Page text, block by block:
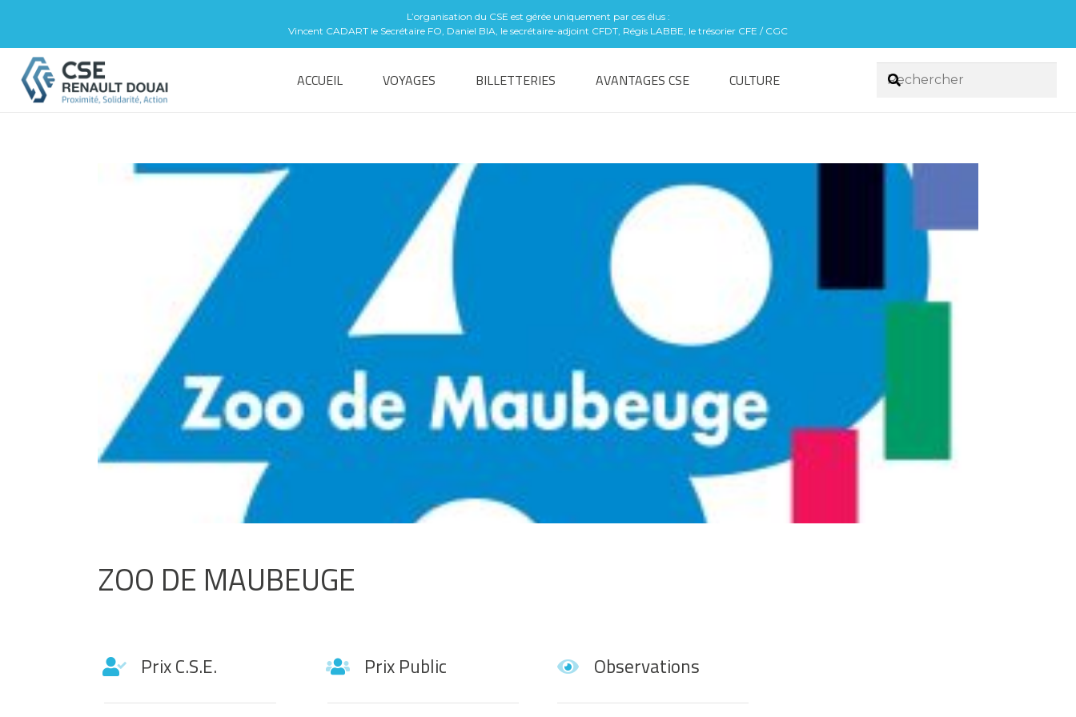
L’organisation du CSE est gérée uniquement par ces élus :
Vincent CADART le Secrétaire FO, Daniel BIA, le secrétaire-adjoint CFDT, Régis LABBE, le trésorier CFE / CGC
ACCUEIL VOYAGES BILLETTERIES AVANTAGES CSE CULTURE
ZOO DE MAUBEUGE
Prix C.S.E. Prix Public Observations